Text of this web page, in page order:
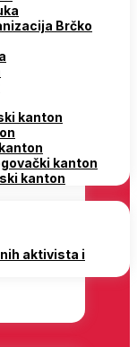
Brčko
kanton
kanton
kanton
aktivista i